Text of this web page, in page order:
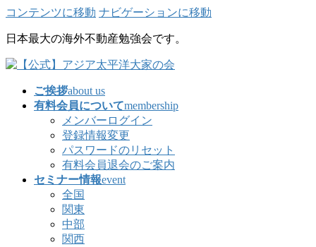
コンテンツに移動 ナビゲーションに移動
日本最大の海外不動産勉強会です。
ご挨拶about us
有料会員についてmembership
メンバーログイン
登録情報変更
パスワードのリセット
有料会員退会のご案内
セミナー情報event
全国
関東
中部
関西